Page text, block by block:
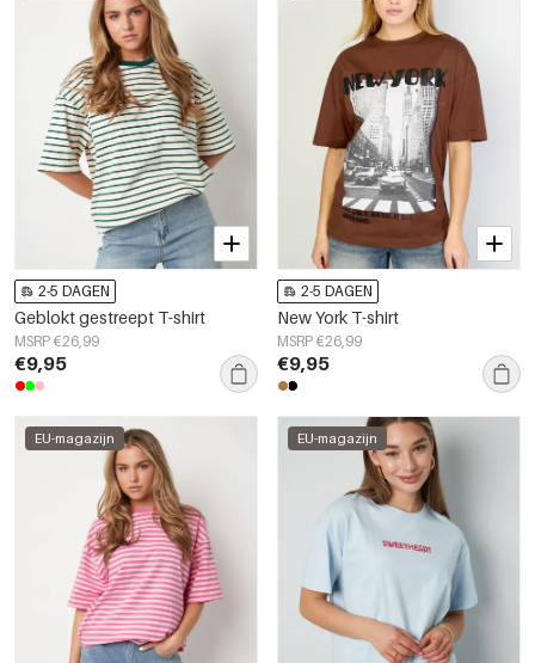
2-5 DAGEN
Geblokt gestreept T-shirt
MSRP €26,99
€9,95
2-5 DAGEN
New York T-shirt
MSRP €26,99
€9,95
EU-magazijn EU-magazijn